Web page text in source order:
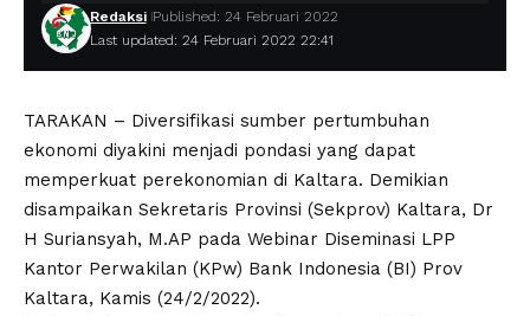
Last updated: 24 Februari 2022 22:41
Redaksi Published: 24 Februari 2022
TARAKAN – Diversifikasi sumber pertumbuhan
ekonomi diyakini menjadi pondasi yang dapat
memperkuat perekonomian di Kaltara. Demikian
disampaikan Sekretaris Provinsi (Sekprov) Kaltara, Dr
H Suriansyah, M.AP pada Webinar Diseminasi LPP
Kantor Perwakilan (KPw) Bank Indonesia (BI) Prov
Kaltara, Kamis (24/2/2022).